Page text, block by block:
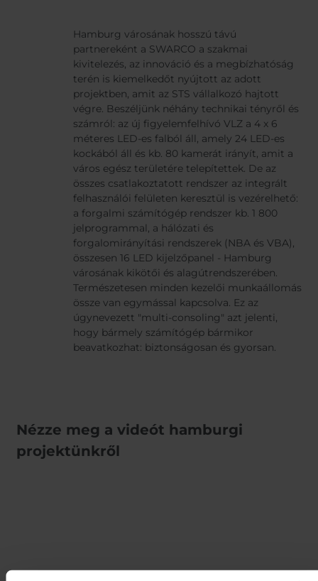
Hamburg városának hosszú távú
partnereként a SWARCO a szakmai
kivitelezés, az innováció és a megbízhatóság
terén is kiemelkedőt nyújtott az adott
projektben, amit az STS vállalkozó hajtott
végre. Beszéljünk néhány technikai tényről és
számról: az új figyelemfelhívó VLZ a 4 x 6
méteres LED-es falból áll, amely 24 LED-es
kockából áll és kb. 80 kamerát irányít, amit a
város egész területére telepítettek. De az
összes csatlakoztatott rendszer az integrált
felhasználói felületen keresztül is vezérelhető:
a forgalmi számítógép rendszer kb. 1 800
jelprogrammal, a hálózati és
forgalomirányítási rendszerek (NBA és VBA),
összesen 16 LED kijelzőpanel - Hamburg
városának kikötői és alagútrendszerében.
Természetesen minden kezelői munkaállomás
össze van egymással kapcsolva. Ez az
úgynevezett "multi-consoling" azt jelenti,
hogy bármely számítógép bármikor
beavatkozhat: biztonságosan és gyorsan.
Nézze meg a videót hamburgi
projektünkről